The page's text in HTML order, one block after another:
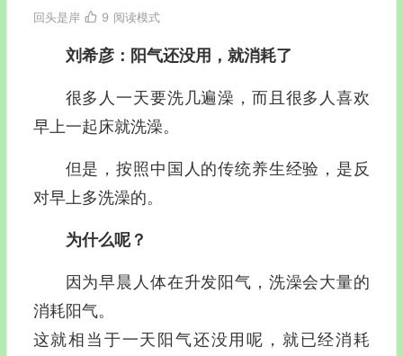
回头是岸 9 阅读模式
刘希彦：阳气还没用，就消耗了
很多人一天要洗几遍澡，而且很多人喜欢
早上一起床就洗澡。
但是，按照中国人的传统养生经验，是反
对早上多洗澡的。
为什么呢？
因为早晨人体在升发阳气，洗澡会大量的
消耗阳气。
这就相当于一天阳气还没用呢，就已经消耗